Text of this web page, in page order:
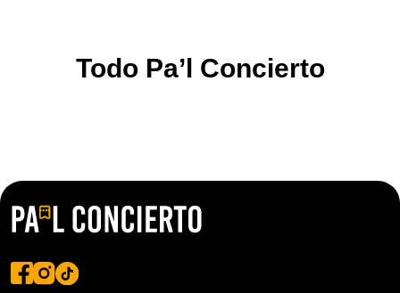
Todo Pa’l Concierto